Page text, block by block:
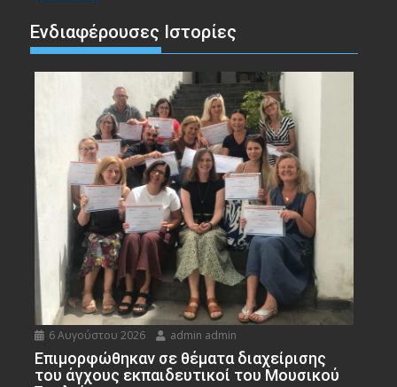
Ενδιαφέρουσες Ιστορίες
6 Αυγούστου 2026 admin admin
Eπιμορφώθηκαν σε θέματα διαχείρισης
του άγχους εκπαιδευτικοί του Μουσικού